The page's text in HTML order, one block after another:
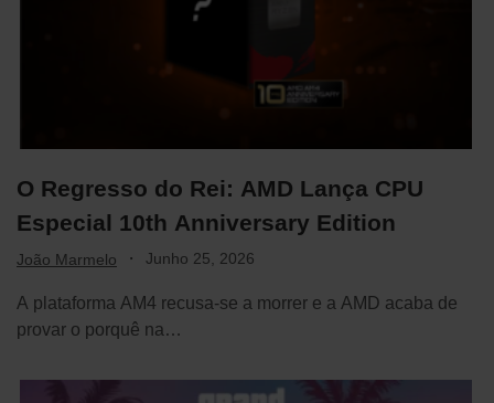
O Regresso do Rei: AMD Lança CPU
Especial 10th Anniversary Edition
João Marmelo · Junho 25, 2026
A plataforma AM4 recusa-se a morrer e a AMD acaba de
provar o porquê na…